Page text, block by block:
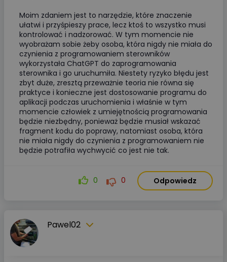
Moim zdaniem jest to narzędzie, które znaczenie
ułatwi i przyśpieszy prace, lecz ktoś to wszystko musi
kontrolować i nadzorować. W tym momencie nie
wyobrażam sobie żeby osoba, która nigdy nie miała do
czynienia z programowaniem sterowników
wykorzystała ChatGPT do zaprogramowania
sterownika i go uruchumiła. Niestety ryzyko błędu jest
zbyt duże, zresztą przeważnie teoria nie równa się
praktyce i konieczne jest dostosowanie programu do
aplikacji podczas uruchomienia i właśnie w tym
momencie człowiek z umiejętnością programowania
będzie niezbędny, ponieważ będzie musiał wskazać
fragment kodu do poprawy, natomiast osoba, która
nie miała nigdy do czynienia z programowaniem nie
będzie potrafiła wychwycić co jest nie tak.
0 0 Odpowiedz
Pawel02